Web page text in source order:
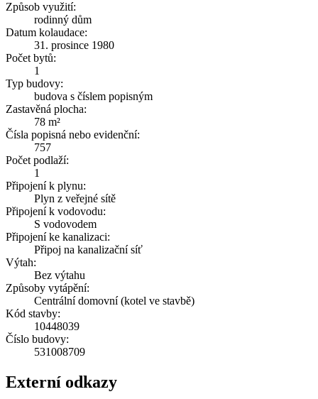
Způsob využití:
rodinný dům
Datum kolaudace:
31. prosince 1980
Počet bytů:
1
Typ budovy:
budova s číslem popisným
Zastavěná plocha:
78 m²
Čísla popisná nebo evidenční:
757
Počet podlaží:
1
Připojení k plynu:
Plyn z veřejné sítě
Připojení k vodovodu:
S vodovodem
Připojení ke kanalizaci:
Připoj na kanalizační síť
Výtah:
Bez výtahu
Způsoby vytápění:
Centrální domovní (kotel ve stavbě)
Kód stavby:
10448039
Číslo budovy:
531008709
Externí odkazy